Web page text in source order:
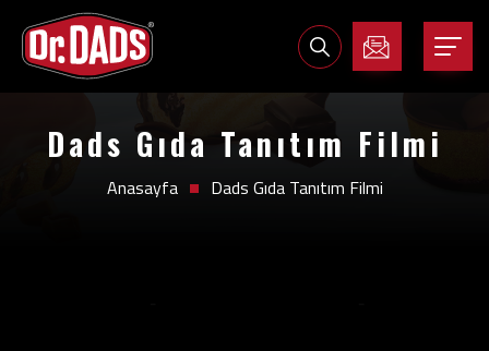
Dads Gıda Tanıtım Filmi
Anasayfa Dads Gıda Tanıtım Filmi